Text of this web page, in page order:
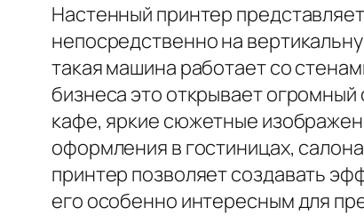
Настенный принтер
непосредственно на
такая машина работает со
бизнеса это открывает
кафе, яркие сюжетные
оформления в гостиницах,
принтер позволяет создавать
его особенно интересным для